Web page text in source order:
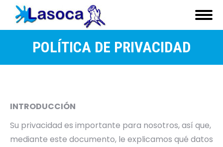
POLÍTICA DE PRIVACIDAD
INTRODUCCIÓN
Su privacidad es importante para nosotros, así que,
mediante este documento, le explicamos qué datos